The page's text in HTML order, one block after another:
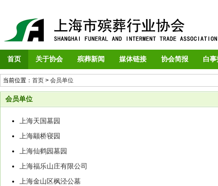
首页 关于协会 殡葬新闻 媒体链接 协会简报 白
当前位置： 首页 > 会员单位
会员单位
上海天国墓园
上海颛桥寝园
上海仙鹤园墓园
上海福乐山庄有限公司
上海金山区枫泾公墓